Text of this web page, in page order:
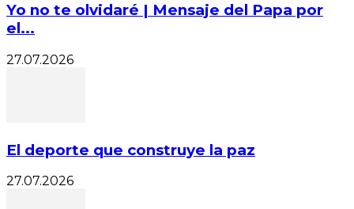
Yo no te olvidaré | Mensaje del Papa por
el...
27.07.2026
El deporte que construye la paz
27.07.2026